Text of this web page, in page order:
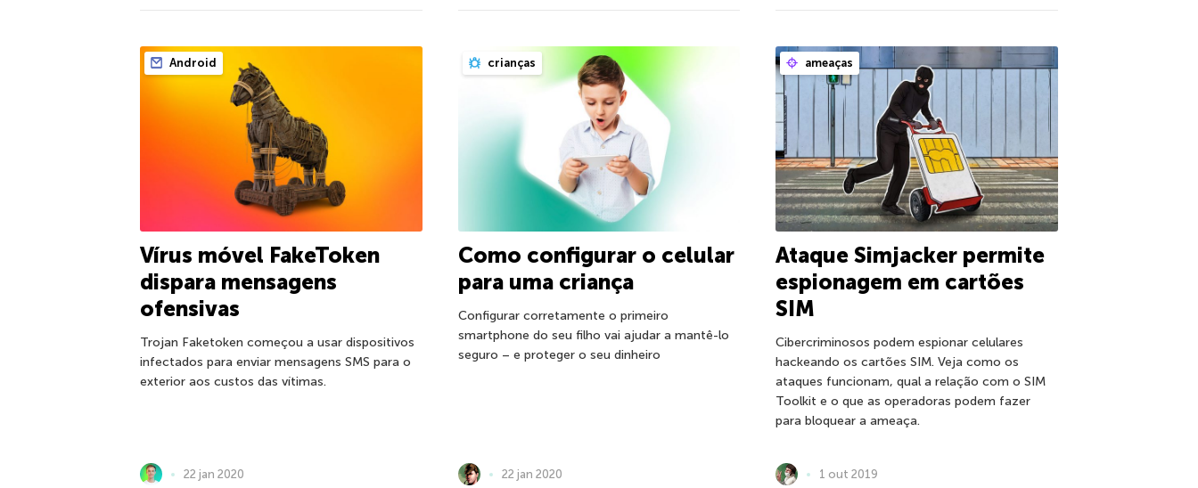
Android
Vírus móvel FakeToken
dispara mensagens
ofensivas
Trojan Faketoken começou a usar dispositivos
infectados para enviar mensagens SMS para o
exterior aos custos das vítimas.
22 jan 2020
crianças
Como configurar o celular
para uma criança
Configurar corretamente o primeiro
smartphone do seu filho vai ajudar a mantê-lo
seguro – e proteger o seu dinheiro
22 jan 2020
ameaças
Ataque Simjacker permite
espionagem em cartões
SIM
Cibercriminosos podem espionar celulares
hackeando os cartões SIM. Veja como os
ataques funcionam, qual a relação com o SIM
Toolkit e o que as operadoras podem fazer
para bloquear a ameaça.
1 out 2019